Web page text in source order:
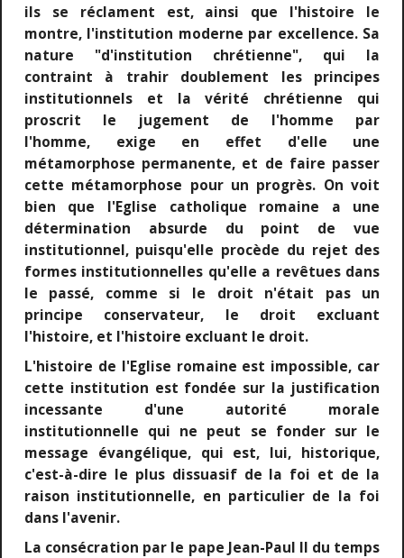
ils se réclament est, ainsi que l'histoire le
montre, l'institution moderne par excellence. Sa
nature "d'institution chrétienne", qui la
contraint à trahir doublement les principes
institutionnels et la vérité chrétienne qui
proscrit le jugement de l'homme par
l'homme, exige en effet d'elle une
métamorphose permanente, et de faire passer
cette métamorphose pour un progrès. On voit
bien que l'Eglise catholique romaine a une
détermination absurde du point de vue
institutionnel, puisqu'elle procède du rejet des
formes institutionnelles qu'elle a revêtues dans
le passé, comme si le droit n'était pas un
principe conservateur, le droit excluant
l'histoire, et l'histoire excluant le droit.
L'histoire de l'Eglise romaine est impossible, car
cette institution est fondée sur la justification
incessante d'une autorité morale
institutionnelle qui ne peut se fonder sur le
message évangélique, qui est, lui, historique,
c'est-à-dire le plus dissuasif de la foi et de la
raison institutionnelle, en particulier de la foi
dans l'avenir.
La consécration par le pape Jean-Paul II du temps